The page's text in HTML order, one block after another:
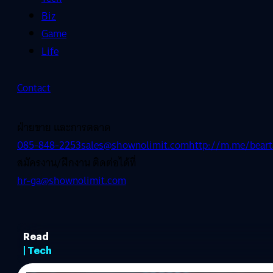
Biz
Game
Life
Contact
ฝ่ายขาย และการตลาด
085-848-2253sales@shownolimit.comhttp://m.me/
สมัครงาน/ฝึกงาน ติดต่อได้ที่
hr-ga@shownolimit.com
Read
| Tech